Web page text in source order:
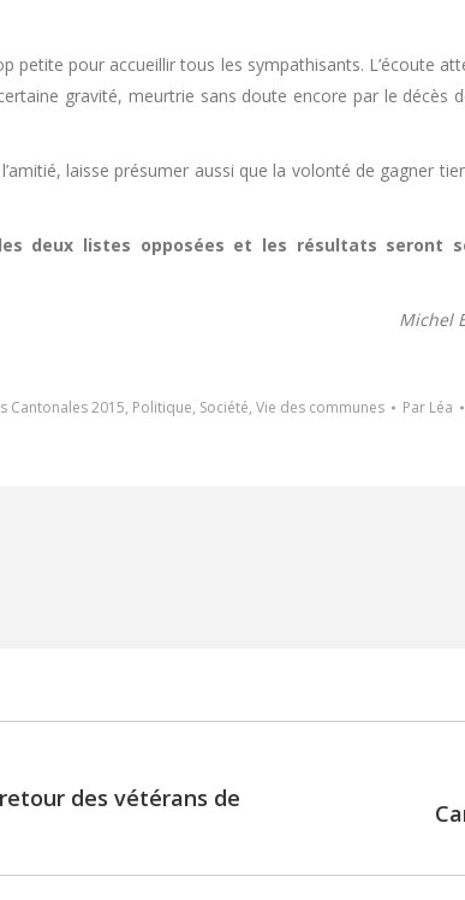
petite pour accueillir tous les sympathisants. L’écoute
gravité, meurtrie sans doute encore par le décès
laisse présumer aussi que la volonté de gagner
deux listes opposées et les résultats seront
Michel
Cantonales 2015, Politique, Société, Vie des communes Par Léa
des vétérans de